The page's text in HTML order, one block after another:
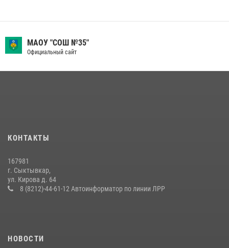
В Коми росгвардейцы поздравили с юбилеем директора филиала
ВГТРК «Коми Гор» Юлию Чубову
покупателя
Временно исполняющий обязанности начальника Управления
Росгвардии по Республике Коми лично проверил ДОЛ «Орленок»
МАОУ "СОШ №35"
Официальный сайт
КОНТАКТЫ
167981
г. Сыктывкар,
ул. Кирова д. 64
8 (8212)-44-61-12 Автоинформатор по линии ЛРР
НОВОСТИ